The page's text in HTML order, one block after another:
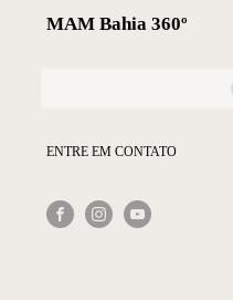
MAM Bahia 360º
ENTRE EM CONTATO